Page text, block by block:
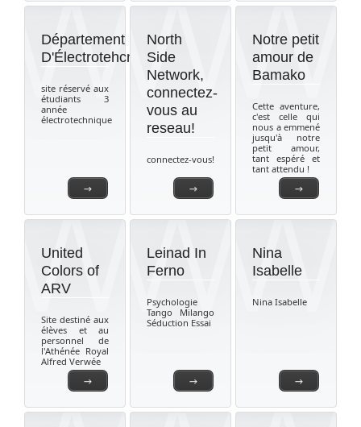
→
Département
D'Électrotehcnique
site réservé aux
étudiants 3
année
électrotechnique
→
North
Side
Network,
connectez-
vous au
reseau!
connectez-vous!
→
Notre petit
amour de
Bamako
Cette aventure,
c'est celle qui
nous a emmené
jusqu'à notre
petit amour,
tant espéré et
tant attendu !
→
United
Colors of
ARV
Site destiné aux
élèves et au
personnel de
l'Athénée Royal
Alfred Verwée
→
Leinad In
Ferno
Psychologie
Tango Milango
Séduction Essai
→
Nina
Isabelle
Nina Isabelle